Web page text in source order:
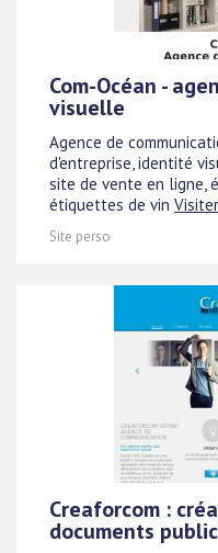
Com-Océan -
visuelle
Agence de
d'entreprise, identité
site de vente en ligne,
étiquettes de vin
Site perso
Creaforcom :
documents